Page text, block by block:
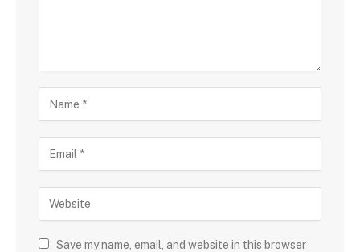
Save my name, email, and website in this browser